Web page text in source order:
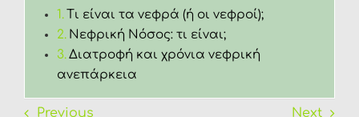
Τι είναι τα νεφρά (ή οι νεφροί);
Νεφρική Νόσος: τι είναι;
Διατροφή και χρόνια νεφρική
ανεπάρκεια
Previous Next